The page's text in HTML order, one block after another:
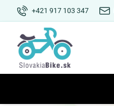
+421 917 103 347